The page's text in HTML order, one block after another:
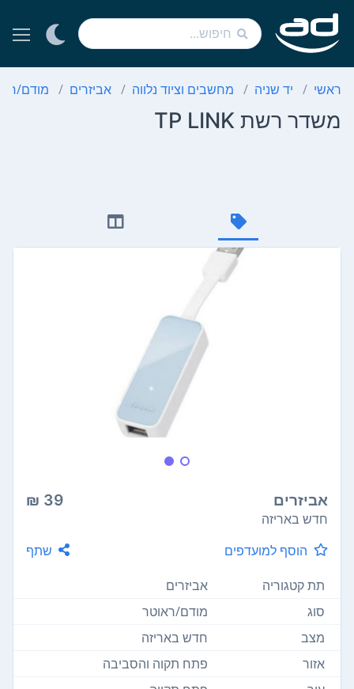
ראשי יד שניה מחשבים וציוד נלווה אביזרים מודם/
משדר רשת TP LINK
אביזרים 39 ₪
חדש באריזה
הוסף למועדפים
שתף
תת קטגוריה
אביזרים
סוג
מודם/ראוטר
מצב
חדש באריזה
אזור
פתח תקוה והסביבה